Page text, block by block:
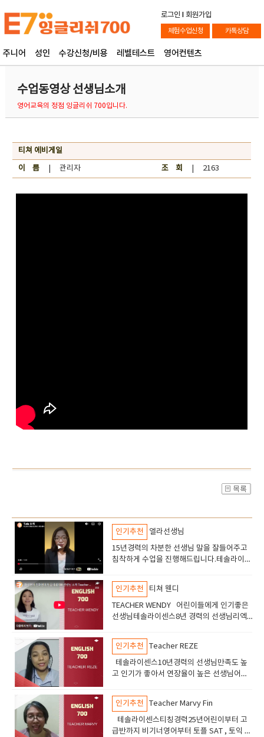
로그인 l 회원가입
체험수업신청 카톡상담
주니어 성인 수강신청/비용 레벨테스트 영어컨텐츠
수업동영상 선생님소개
영어교육의 정점 잉글리쉬 700입니다.
티쳐 에비게일
이 름| 관리자 조 회 | 2163
인기추천
엘라선생님
15년경력의 차분한 선생님 말을 잘들어주고
침착하게 수업을 진행해드립니다.테솔라이센
토익 수업도 진행합니다안녕하세요 엘라선생
님을 소개해드립니다
인기추천
티쳐 웬디
TEACHER WENDY 어린이들에게 인기좋은
선생님테솔라이센스8년 경력의 선생님리엑
에서 추천드립니다.
인기추천
Teacher REZE
테솔라이센스10년경력의 선생님만족도 높
고 인기가 좋아서 연장율이 높은 선생님어린
음
인기추천
Teacher Marvy Fin
테솔라이센스티칭경력25년어린이부터 고
급반까지 비기너영어부터 토플 SAT , 토익 오